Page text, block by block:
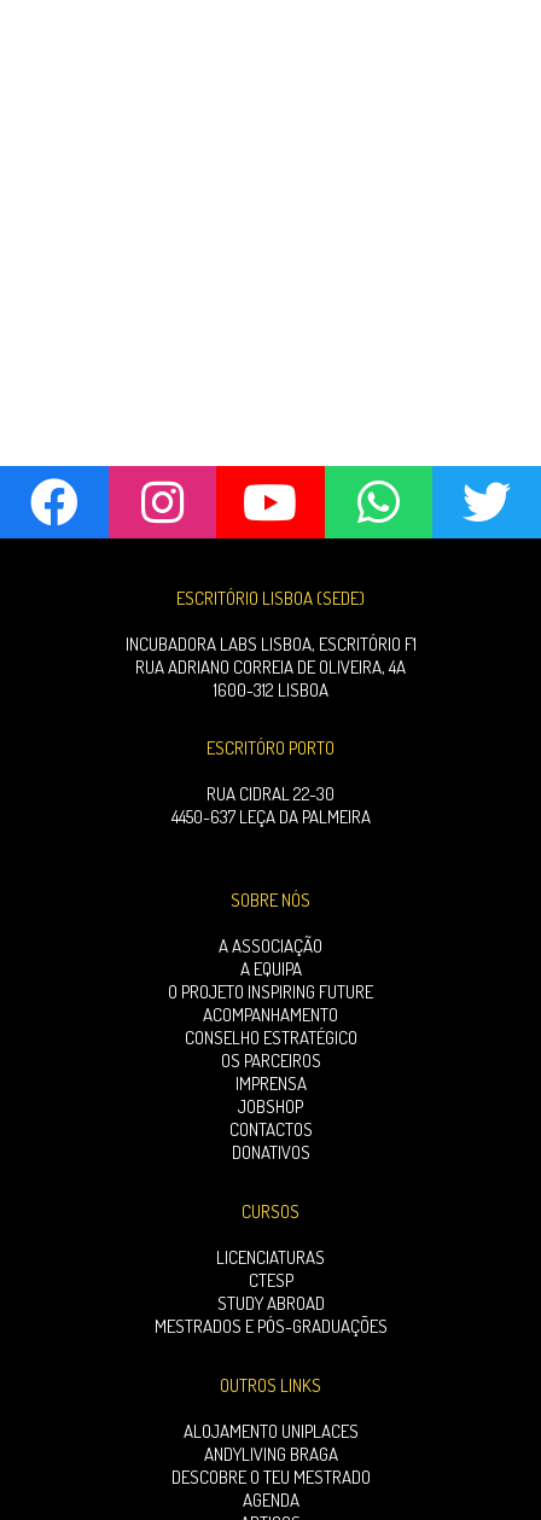
ESCRITÓRIO LISBOA (SEDE)
INCUBADORA LABS LISBOA, ESCRITÓRIO F1
RUA ADRIANO CORREIA DE OLIVEIRA, 4A
1600-312 LISBOA
ESCRITÓRO PORTO
RUA CIDRAL 22-30
4450-637 LEÇA DA PALMEIRA
SOBRE NÓS
A ASSOCIAÇÃO
A EQUIPA
O PROJETO INSPIRING FUTURE
ACOMPANHAMENTO
CONSELHO ESTRATÉGICO
OS PARCEIROS
IMPRENSA
JOBSHOP
CONTACTOS
DONATIVOS
CURSOS
LICENCIATURAS
CTESP
STUDY ABROAD
MESTRADOS E PÓS-GRADUAÇÕES
OUTROS LINKS
ALOJAMENTO UNIPLACES
ANDYLIVING BRAGA
DESCOBRE O TEU MESTRADO
AGENDA